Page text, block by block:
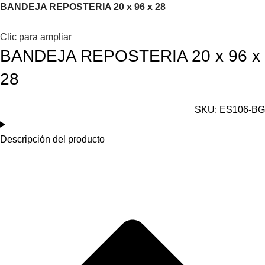
BANDEJA REPOSTERIA 20 x 96 x 28
Clic para ampliar
BANDEJA REPOSTERIA 20 x 96 x
28
SKU: ES106-BG
Descripción del producto